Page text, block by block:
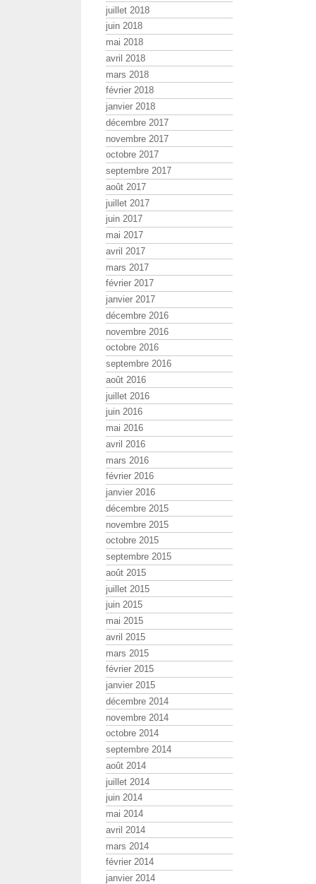
juillet 2018
juin 2018
mai 2018
avril 2018
mars 2018
février 2018
janvier 2018
décembre 2017
novembre 2017
octobre 2017
septembre 2017
août 2017
juillet 2017
juin 2017
mai 2017
avril 2017
mars 2017
février 2017
janvier 2017
décembre 2016
novembre 2016
octobre 2016
septembre 2016
août 2016
juillet 2016
juin 2016
mai 2016
avril 2016
mars 2016
février 2016
janvier 2016
décembre 2015
novembre 2015
octobre 2015
septembre 2015
août 2015
juillet 2015
juin 2015
mai 2015
avril 2015
mars 2015
février 2015
janvier 2015
décembre 2014
novembre 2014
octobre 2014
septembre 2014
août 2014
juillet 2014
juin 2014
mai 2014
avril 2014
mars 2014
février 2014
janvier 2014